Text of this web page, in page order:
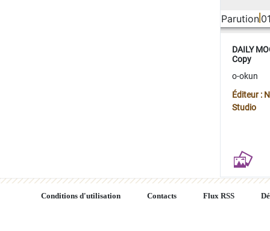
Parution
DAILY
Copy
o-okun
Éditeur :
Studio
Conditions d'utilisation Contacts Flux RSS